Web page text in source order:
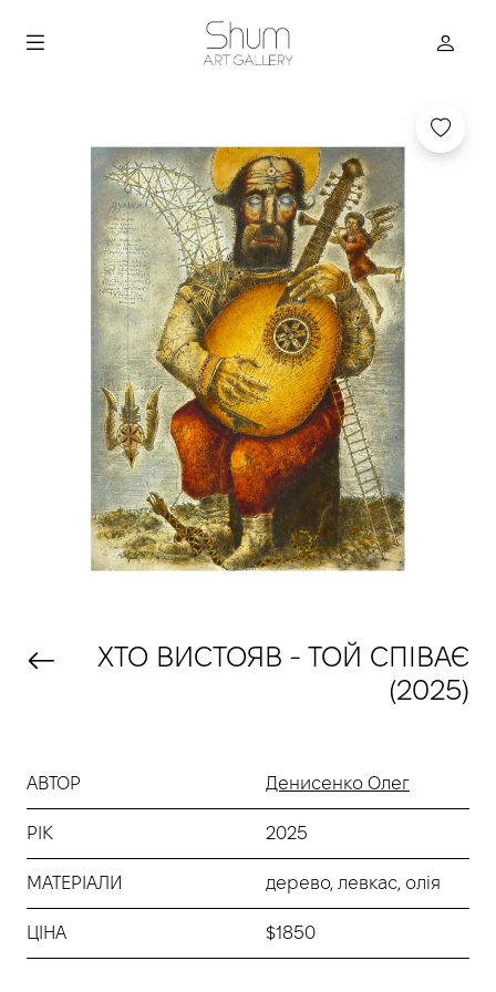
ХТО ВИСТОЯВ - ТОЙ СПІВАЄ
(2025)
АВТОР Денисенко Олег
РІК 2025
МАТЕРІАЛИ дерево, левкас, олія
ЦІНА $1850